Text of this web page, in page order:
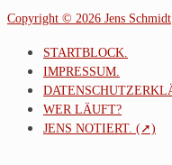
Copyright © 2026 Jens Schmidt
STARTBLOCK.
IMPRESSUM.
WER LÄUFT?
JENS NOTIERT. (➚)